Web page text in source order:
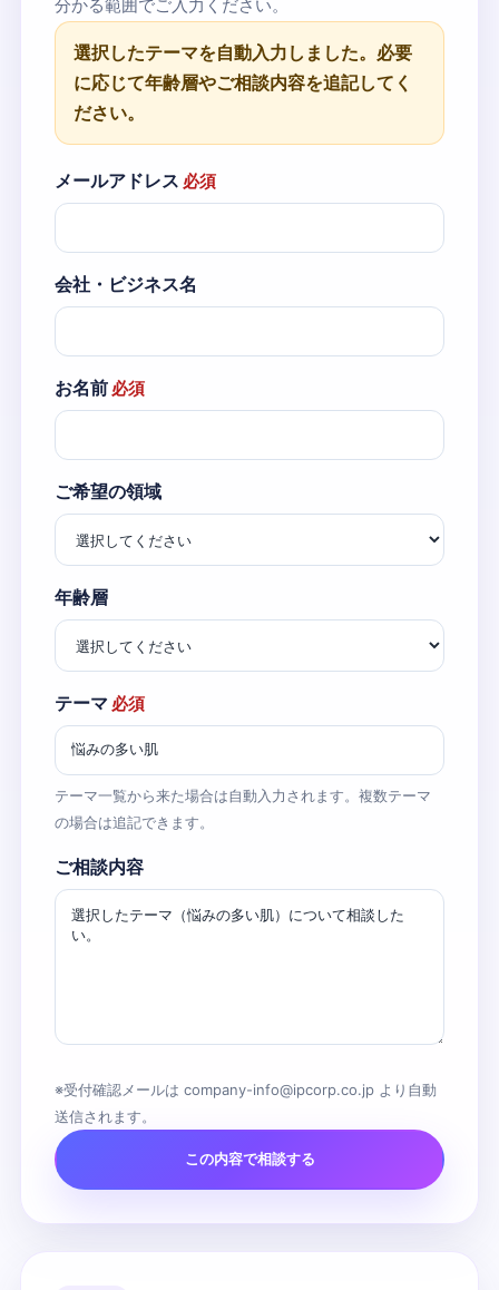
分かる範囲でご入力ください。
選択したテーマを自動入力しました。必要
に応じて年齢層やご相談内容を追記してく
ださい。
メールアドレス 必須
会社・ビジネス名
お名前 必須
ご希望の領域
年齢層
テーマ 必須
テーマ一覧から来た場合は自動入力されます。複数テーマ
の場合は追記できます。
ご相談内容
※受付確認メールは company-info@ipcorp.co.jp より自動
送信されます。
この内容で相談する